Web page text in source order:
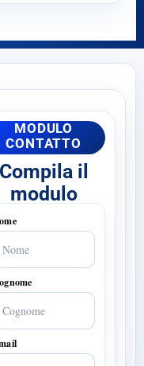
MODULO
CONTATTO
Compila il
modulo